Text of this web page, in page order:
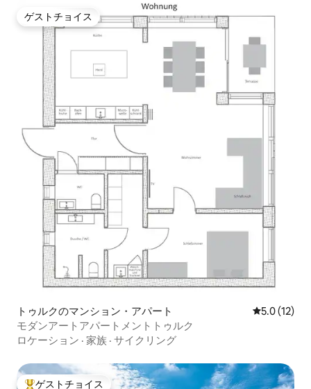
ゲストチョイス
ゲストチョイス
トゥルクのマンション・アパート レビュー12
5.0 (12)
モダンアートアパートメントトゥルク
ロケーション · 家族 · サイクリング
ゲストチョイス